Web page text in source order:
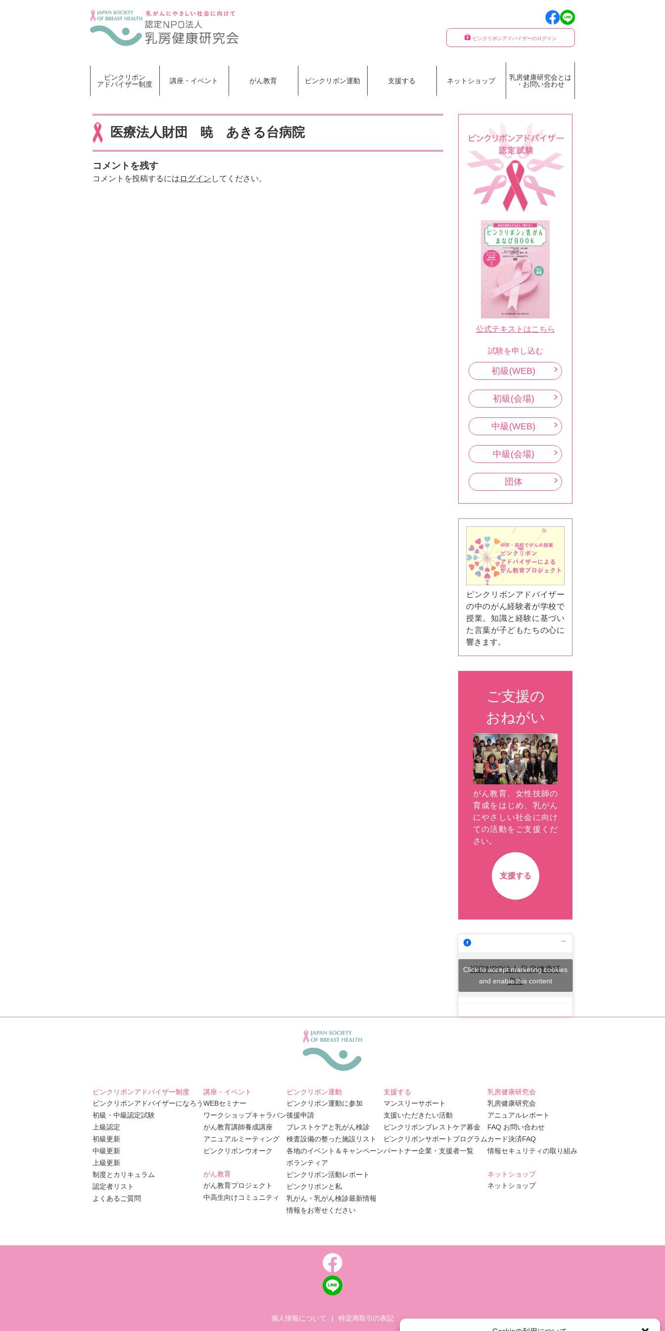
ピンクリボンアドバイザーのログイン
ピンクリボン
アドバイザー制度
講座・イベント がん教育 ピンクリボン運動 支援する ネットショップ
乳房健康研究会とは
・お問い合わせ
医療法人財団 暁 あきる台病院
コメントを残す
コメントを投稿するには ログイン してください。
公式テキストはこちら
試験を申し込む
初級(WEB)
初級(会場)
中級(WEB)
中級(会場)
団体
ピンクリボンアドバイザー
の中のがん経験者が学校で
授業。知識と経験に基づい
た言葉が子どもたちの心に
響きます。
ご支援の
おねがい
がん教育、女性技師の
育成をはじめ、乳がん
にやさしい社会に向け
ての活動をご支援くだ
さい。
支援する
認定NPO法人 乳房健康研
究会
Click to accept marketing cookies
and enable this content
ピンクリボンアドバイザー制度
ピンクリボンアドバイザーになろう
初級・中級認定試験
上級認定
初級更新
中級更新
上級更新
制度とカリキュラム
認定者リスト
よくあるご質問
講座・イベント
WEBセミナー
ワークショップキャラバン
がん教育講師養成講座
アニュアルミーティング
ピンクリボンウオーク
がん教育
がん教育プロジェクト
中高生向けコミュニティ
ピンクリボン運動
ピンクリボン運動に参加
後援申請
ブレストケアと乳がん検診
検査設備の整った施設リスト
各地のイベント＆キャンペーン
ボランティア
ピンクリボン活動レポート
ピンクリボンと私
乳がん・乳がん検診最新情報
情報をお寄せください
支援する
マンスリーサポート
支援いただきたい活動
ピンクリボンブレストケア募金
ピンクリボンサポートプログラム
パートナー企業・支援者一覧
乳房健康研究会
乳房健康研究会
アニュアルレポート
FAQ お問い合わせ
カード決済FAQ
情報セキュリティの取り組み
ネットショップ
ネットショップ
個人情報について | 特定商取引の表記